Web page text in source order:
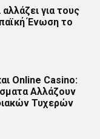
για τους
Ένωση το
Online Casino:
Αλλάζουν
Τυχερών